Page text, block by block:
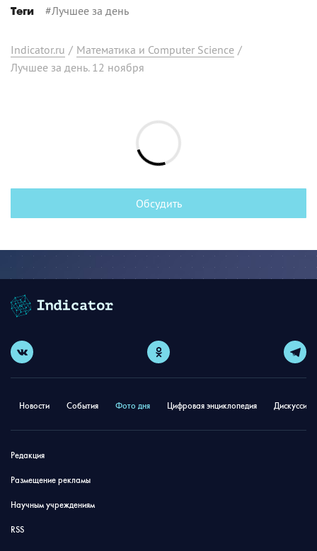
Теги #Лучшее за день
Indicator.ru / Математика и Computer Science /
Лучшее за день. 12 ноября
Обсудить
Новости События Фото дня Цифровая энциклопедия
Редакция
Размещение рекламы
Научным учреждениям
RSS